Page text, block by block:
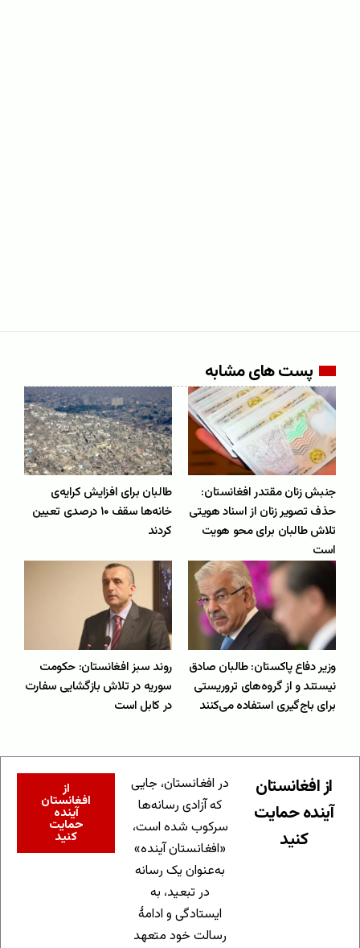
پست های مشابه
جنبش زنان مقتدر افغانستان:
حذف تصویر زنان از اسناد هویتی
تلاش طالبان برای محو هویت
است
طالبان برای افزایش کرایه‌ی
خانه‌ها سقف ۱۰ درصدی تعیین
کردند
وزیر دفاع پاکستان: طالبان صادق
نیستند و از گروه‌های تروریستی
برای باج‌گیری استفاده می‌کنند
روند سبز افغانستان: حکومت
سوریه در تلاش بازگشایی سفارت
در کابل است
از افغانستان
آینده حمایت
کنید
در افغانستان، جایی
که آزادی رسانه‌ها
سرکوب شده است،
«افغانستان آینده»
به‌عنوان یک رسانه
در تبعید، به
ایستادگی و ادامهٔ
رسالت خود متعهد
از
افغانستان
آینده
حمایت
کنید